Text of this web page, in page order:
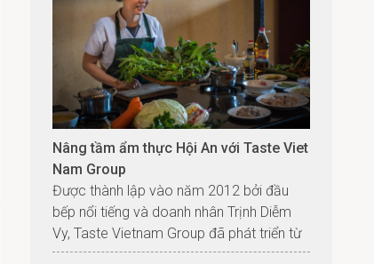
khác vứt bỏ để “tái sinh” chúng về đúng
tên: vẻ đẹp.
Nâng tầm ẩm thực Hội An với Taste Viet
Nam Group
Được thành lập vào năm 2012 bởi đầu
bếp nổi tiếng và doanh nhân Trịnh Diễm
Vy, Taste Vietnam Group đã phát triển từ
một vài nhà hàng được yêu thích ở Hội An